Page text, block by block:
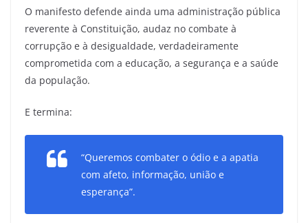
O manifesto defende ainda uma administração pública
reverente à Constituição, audaz no combate à
corrupção e à desigualdade, verdadeiramente
comprometida com a educação, a segurança e a saúde
da população.
E termina:
“Queremos combater o ódio e a apatia
com afeto, informação, união e
esperança”.